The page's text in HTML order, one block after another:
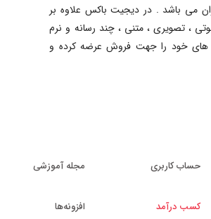
می باشد . در دیجیت باکس علاوه بر
، تصویری ، متنی ، چند رسانه و نرم
های خود را جهت فروش عرضه کرده و
حساب کاربری
کسب درآمد
مجله آموزشی
افزونه‌ها